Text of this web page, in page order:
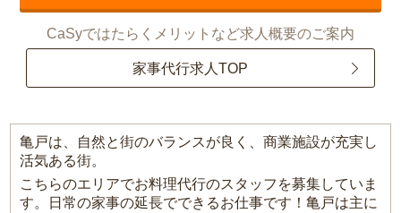
CaSyではたらくメリットなど求人概要のご案内
家事代行求人TOP
亀戸は、自然と街のバランスが良く、商業施設が充実し
活気ある街。
こちらのエリアでお料理代行のスタッフを募集していま
す。日常の家事の延長でできるお仕事です！亀戸は主に